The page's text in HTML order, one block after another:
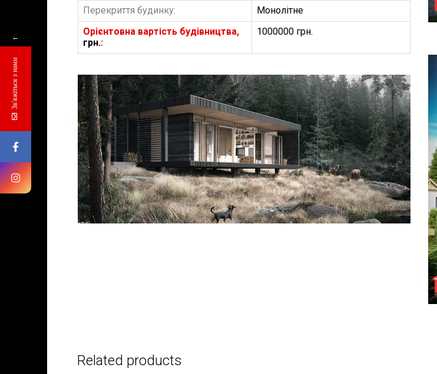
Перекриття будинку:
Монолітне
Орієнтовна вартість будівництва,
грн.:
1000000 грн.
БУДІВНИЦТВО БУДИНКІВ
З
АББ”ТВІЙ ПРОЕКТ”
Замовити будівництво
Related products
←
Зв'яжіться з нами